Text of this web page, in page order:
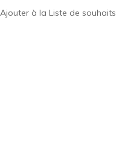
Ajouter à la Liste de souhaits